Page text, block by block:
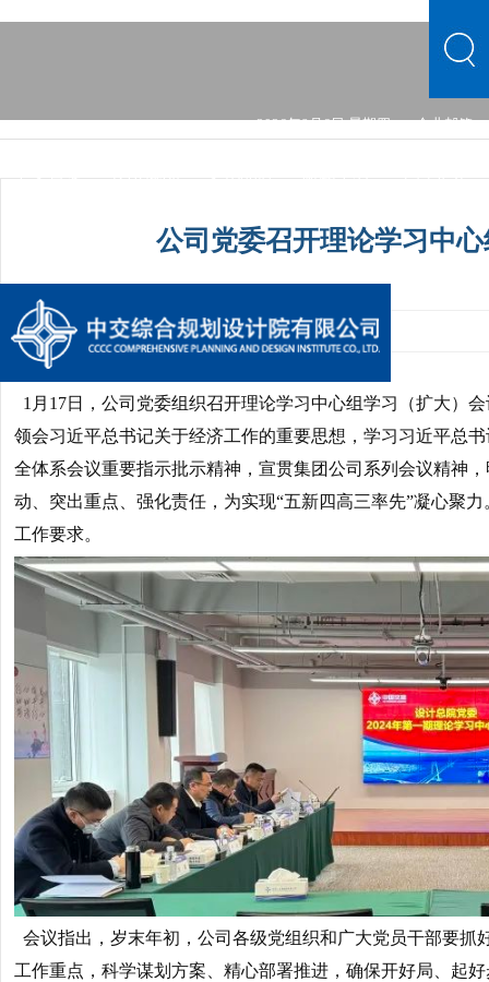
2026年8月6日 星期四 企业邮箱
中文首页 公司概况 文化品牌 新闻中心 主营业务
公司党委召开理论学习中
发布时间：2024-01-18 08:35:19手机阅读量：1
1月17日，公司党委组织召开理论学习中心组学习（扩大）
领会习近平总书记关于经济工作的重要思想，学习习近平总
全体系会议重要指示批示精神，宣贯集团公司系列会议精神
动、突出重点、强化责任，为实现“五新四高三率先”凝心聚
工作要求。
会议指出，岁末年初，公司各级党组织和广大党员干部要抓
工作重点，科学谋划方案、精心部署推进，确保开好局、起